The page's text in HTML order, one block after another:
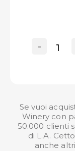
-
Se vuoi
Winery con
50.000 clienti
di L.A.
anche